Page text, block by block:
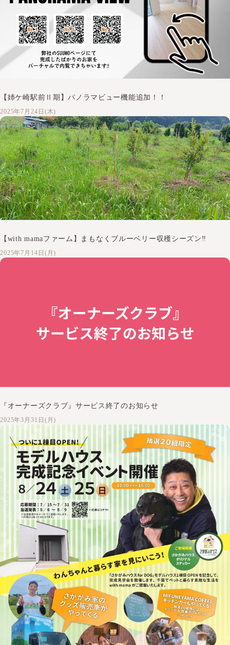
【姉ケ崎駅前Ⅱ期】パノラマビュー機能追加！！
2025年7月24日(木)
【with mamaファーム】まもなくブルーベリー収穫シーズン‼
2025年7月14日(月)
『オーナーズクラブ』サービス終了のお知らせ
2025年3月31日(月)